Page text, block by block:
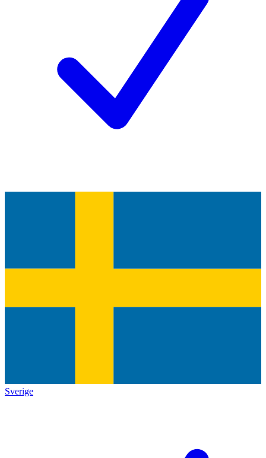
Sverige